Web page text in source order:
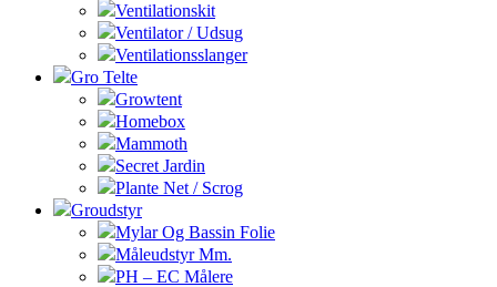
Ventilationskit
Ventilator / Udsug
Ventilationsslanger
Gro Telte
Growtent
Homebox
Mammoth
Secret Jardin
Plante Net / Scrog
Groudstyr
Mylar Og Bassin Folie
Måleudstyr Mm.
PH – EC Målere